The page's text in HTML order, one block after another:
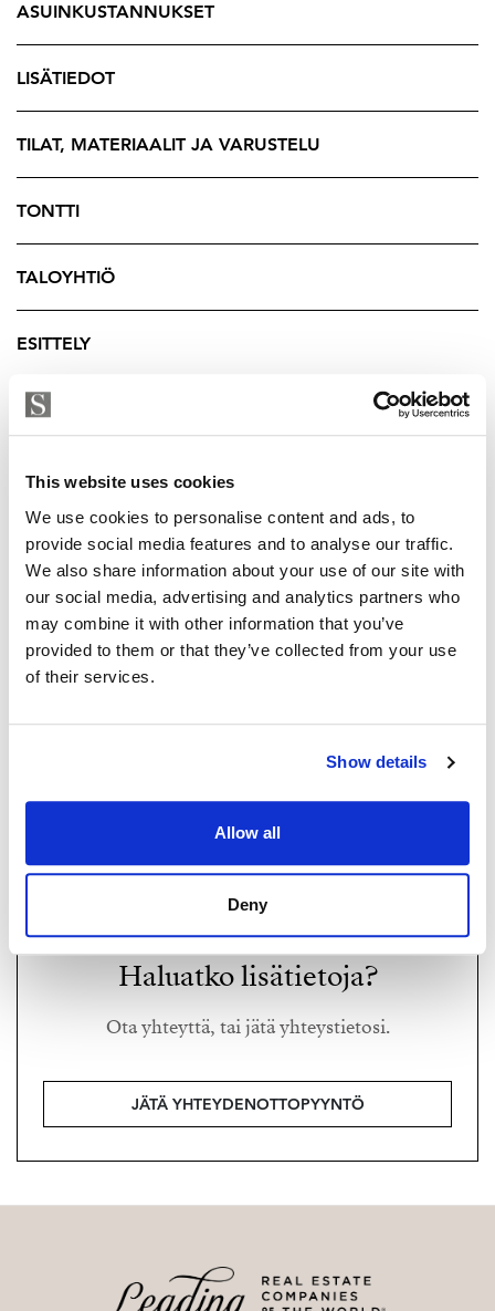
This website uses cookies
We use cookies to personalise content and ads, to
provide social media features and to analyse our traffic.
We also share information about your use of our site with
our social media, advertising and analytics partners who
may combine it with other information that you’ve
provided to them or that they’ve collected from your use
of their services.
Show details
Allow all
Deny
+358 400 548 888
Strand Properties Brand Partner,
Kiinteistönvälittäjä LKV, LVV, Kaupanvahvistaja, SKVL
Laatuauktorisoitu
Mia Hollands LKV Oy | 3469940-3
Haluatko lisätietoja?
Ota yhteyttä, tai jätä yhteystietosi.
JÄTÄ YHTEYDENOTTOPYYNTÖ
olohuoneen väliin. Suuret ikkunapinnat tuovat
runsaasti luonnonvaloa ja avaavat näkymän terassille –
sisä- ja ulkotilat liittyvät toisiinsa vaivattomasti. Vaaleat
sävyt, lasipinnat ja luonnonmateriaalien lämpö luovat
rauhallisen ja ajattoman ilmeen. Kodissa on kaksi
Pohjakerroksessa sijaitsee tunnelmallinen takkahuone,
jossa talon toinen takka tuo lämpöä ja luonnetta.
Saunaosasto luo loistavat puitteet rentoutumiseen:
löylyhuone.
ensimmäiseen kerrokseen. Yläkerrassa sijaitsevat neljä
makuuhuonetta sekä kaksi wc-tilaa, joista toinen on
makuuhuoneen yhteydessä ja toisen yhteydessä on
suihku
Yläkerran kirjastohuone avautuu parvena olohuoneen
suuntaan, korkeaan tilaan. Ratkaisu tuo kotiin
avaruutta ja arkkitehtonista kiinnostavuutta.
Kirjastohuoneesta on käynti lasitetulle parvekkeelle.
ikkunoiden, korkeiden tilojen ja harkittujen näkymien
ansiosta – valo kulkee tilasta toiseen ja tekee kodista
Säilytystilaa on runsaasti, ja kokonaisuutta täydentävät
Esittelyt ja lisätiedot,
Kiinteistönvälittäjä LKV, LVV, Kaupanvahvistaja,
Strand Properties Brand Partner
ASUINKUSTANNUKSET
LISÄTIEDOT
TILAT, MATERIAALIT JA VARUSTELU
TONTTI
TALOYHTIÖ
ESITTELY
YRITYKSEN TIEDOT